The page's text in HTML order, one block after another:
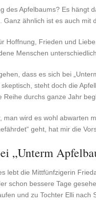
des Apfelbaums? Es hängt
ähnlich ist es auch mit
Hoffnung, Frieden und
Menschen
dass es sich bei
steht doch die
Reihe durchs ganze Jahr
man wird es wohl abwarten
geht, hat mir die
„Unterm
lebt die Mittfünfzigerin
schon bessere Tage
und zu Tochter Elli